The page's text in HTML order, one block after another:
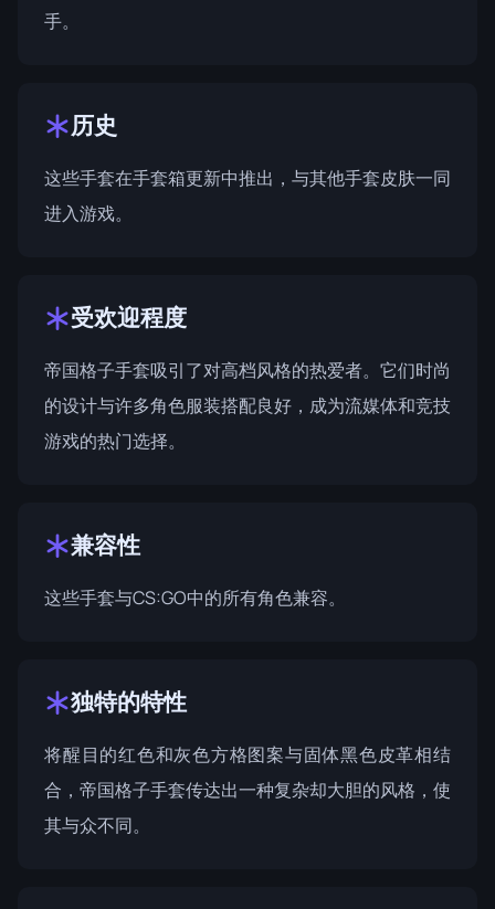
手。
历史
这些手套在手套箱更新中推出，与其他手套皮肤一同
进入游戏。
受欢迎程度
帝国格子手套吸引了对高档风格的热爱者。它们时尚
的设计与许多角色服装搭配良好，成为流媒体和竞技
游戏的热门选择。
兼容性
这些手套与CS:GO中的所有角色兼容。
独特的特性
将醒目的红色和灰色方格图案与固体黑色皮革相结
合，帝国格子手套传达出一种复杂却大胆的风格，使
其与众不同。